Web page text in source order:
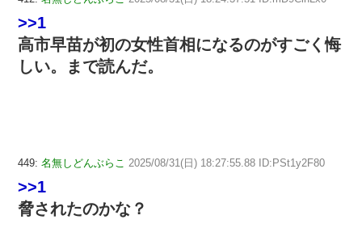
>>1
高市早苗が初の女性首相になるのがすごく悔
しい。まで読んだ。
449: 名無しどんぶらこ 2025/08/31(日) 18:27:55.88 ID:PSt1y2F80
>>1
脅されたのかな？